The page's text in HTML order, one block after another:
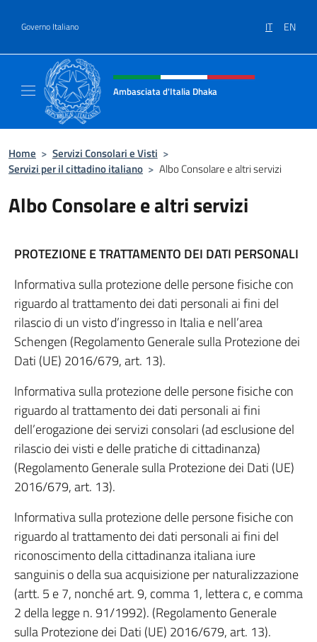
Governo Italiano IT EN
Intestazione sito, social e menù
Ambasciata d'Italia Dhaka
Home > Servizi Consolari e Visti >
Servizi per il cittadino italiano > Albo Consolare e altri servizi
Albo Consolare e altri servizi
PROTEZIONE E TRATTAMENTO DEI DATI PERSONALI
Informativa sulla protezione delle persone fisiche con
riguardo al trattamento dei dati personali ai fini del
rilascio di un visto d’ingresso in Italia e nell’area
Schengen (Regolamento Generale sulla Protezione dei
Dati (UE) 2016/679, art. 13).
Informativa sulla protezione delle persone fisiche con
riguardo al trattamento dei dati personali ai fini
dell’erogazione dei servizi consolari (ad esclusione del
rilascio dei visti e delle pratiche di cittadinanza)
(Regolamento Generale sulla Protezione dei Dati (UE)
2016/679, art. 13).
Informativa sulla protezione delle persone fisiche con
riguardo al trattamento dei dati personali ai fini del
riconoscimento della cittadinanza italiana iure
sanguinis o della sua acquisizione per naturalizzazione
(artt. 5 e 7, nonché art. 9, comma 1, lettera c, e comma
2 della legge n. 91/1992). (Regolamento Generale
sulla Protezione dei Dati (UE) 2016/679, art. 13).